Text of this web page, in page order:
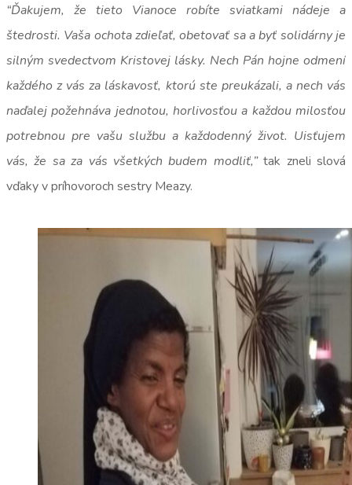
“Ďakujem, že tieto Vianoce robíte sviatkami nádeje a
štedrosti. Vaša ochota zdieľať, obetovať sa a byť solidárny je
silným svedectvom Kristovej lásky. Nech Pán hojne odmení
každého z vás za láskavosť, ktorú ste preukázali, a nech vás
naďalej požehnáva jednotou, horlivosťou a každou milosťou
potrebnou pre vašu službu a každodenný život. Uisťujem
vás, že sa za vás všetkých budem modliť,”tak zneli slová
vďaky v príhovoroch sestry Meazy.